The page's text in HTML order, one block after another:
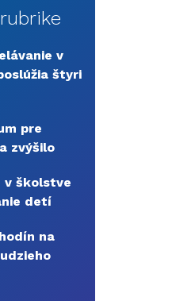
v
štyri
pre
zvýšilo
v školstve
detí
na